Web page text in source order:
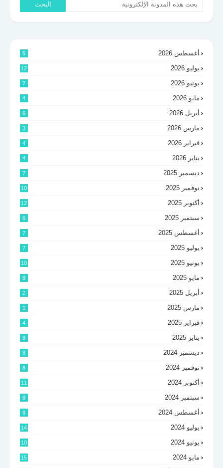
أغسطس 2026 5
يوليو 2026 12
يونيو 2026 7
مايو 2026 4
أبريل 2026 6
مارس 2026 3
فبراير 2026 4
يناير 2026 4
ديسمبر 2025 7
نوفمبر 2025 10
أكتوبر 2025 12
سبتمبر 2025 6
أغسطس 2025 7
يوليو 2025 7
يونيو 2025 10
مايو 2025 8
أبريل 2025 2
مارس 2025 1
فبراير 2025 4
يناير 2025 9
ديسمبر 2024 8
نوفمبر 2024 8
أكتوبر 2024 11
سبتمبر 2024 8
أغسطس 2024 8
يوليو 2024 14
يونيو 2024 10
مايو 2024 15